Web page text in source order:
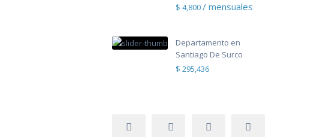
$ 4,800/ mensuales
Departamento en
Santiago De Surco
$ 295,436